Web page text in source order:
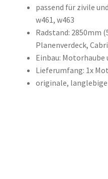
passend für zivile
w461, w463
Radstand: 2850mm
Planenverdeck,
Einbau: Motorhaube
Lieferumfang: 1x
originale, langlebige